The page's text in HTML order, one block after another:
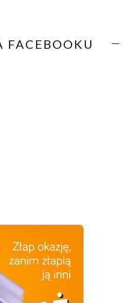
FACEBOOKU